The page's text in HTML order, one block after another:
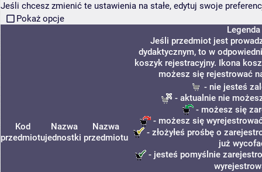
Jeśli chcesz zmienić te ustawienia na stałe, edytuj swoje
Pokaż opcje
Kod
przedmiotu
Nazwa
jednostki
Nazwa
przedmiotu
Legenda
Jeśli przedmiot jest
dydaktycznym, to w
koszyk rejestracyjny. Ikona
możesz się rejestrować
- nie jesteś
- aktualnie nie
- możesz się
- możesz się
- złożyłeś prośbę o
już
- jesteś pomyślnie